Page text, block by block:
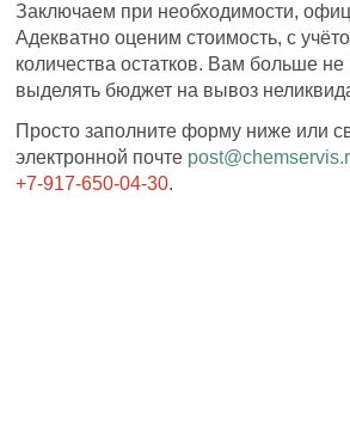
Заключаем при необходимости,
Адекватно оценим стоимость, с
количества остатков. Вам больше не
выделять бюджет на вывоз
Просто заполните форму ниже или
электронной почте
+7-917-650-04-30.